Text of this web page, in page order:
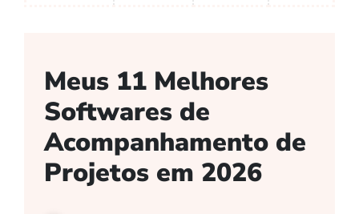
Meus 11 Melhores
Softwares de
Acompanhamento de
Projetos em 2026